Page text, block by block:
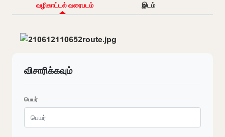
வழிகாட்டல் வரைபடம் இடம்
விசாரிக்கவும்
பெயர்